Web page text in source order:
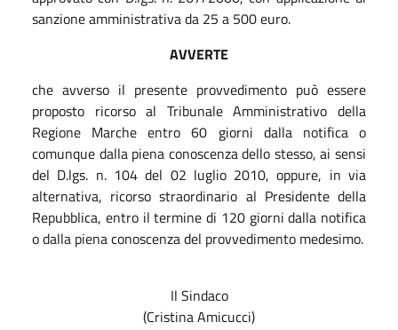
sanzione amministrativa da 25 a 500 euro.
AVVERTE
che avverso il presente provvedimento può essere
proposto ricorso al Tribunale Amministrativo della
Regione Marche entro 60 giorni dalla notifica o
comunque dalla piena conoscenza dello stesso, ai sensi
del D.lgs. n. 104 del 02 luglio 2010, oppure, in via
alternativa, ricorso straordinario al Presidente della
Repubblica, entro il termine di 120 giorni dalla notifica
o dalla piena conoscenza del provvedimento medesimo.
Il Sindaco
(Cristina Amicucci)